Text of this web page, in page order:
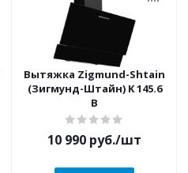
Вытяжка Zigmund-Shtain
(Зигмунд-Штайн) K 145.6
B
10 990 руб./шт